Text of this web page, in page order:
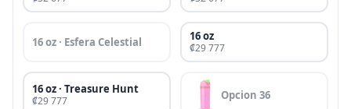
16 oz · Esfera Celestial 16 oz
₡29 777
16 oz · Treasure Hunt
₡29 777 Opcion 36